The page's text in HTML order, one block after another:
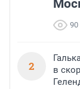
90
2
в